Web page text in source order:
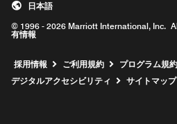
© 1996 - 2026 Marriott International, Inc.
有情報
日本語
採用情報 新しいウィンドウで開
ご利用規約 プログラム規約
デジタルアクセシビリティ
サイトマップ